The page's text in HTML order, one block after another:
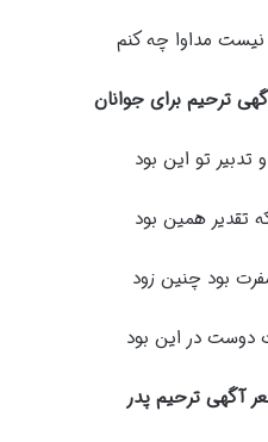
نیست مداوا چه کنم
ترحیم برای جوانان
تدبیر تو این بود
تقدیر همین بود
بود چنین زود
دوست در این بود
آگهی ترحیم پدر